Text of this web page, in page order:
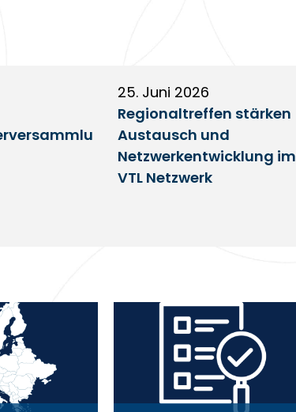
25. Juni 2026
Regionaltreffen stärken
Austausch und
Netzwerkentwicklung im
VTL Netzwerk